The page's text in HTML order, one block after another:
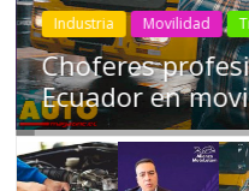
Industria Movilidad
Choferes
Ecuador en